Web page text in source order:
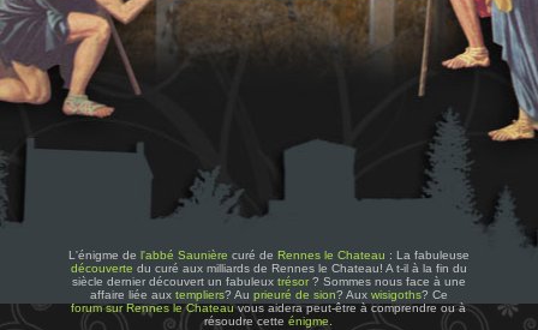
L'énigme de l'abbé Saunière curé de Rennes le Chateau : La fabuleuse
découverte du curé aux milliards de Rennes le Chateau! A t-il à la fin du
siècle dernier découvert un fabuleux trésor? Sommes nous face à une
affaire liée aux templiers? Au prieuré de sion? Aux wisigoths? Ce
forum sur Rennes le Chateauvous aidera peut-être à comprendre ou à
résoudre cetteénigme